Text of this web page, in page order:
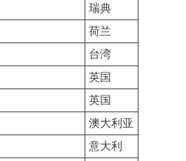
瑞典
荷兰
台湾
英国
英国
澳大利亚
意大利